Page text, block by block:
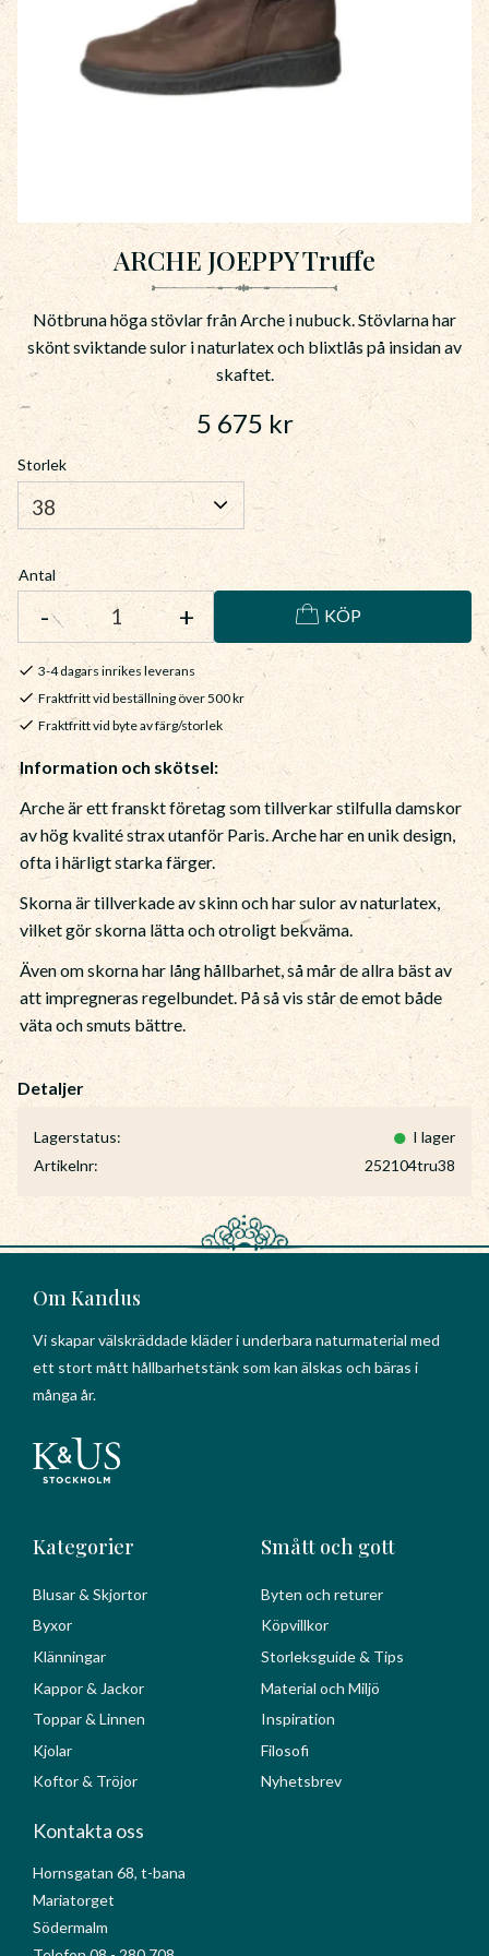
ARCHE JOEPPY Truffe
Nötbruna höga stövlar från Arche i nubuck. Stövlarna har
skönt sviktande sulor i naturlatex och blixtlås på insidan av
skaftet.
5 675 kr
Storlek
Antal
+
- KÖP
3-4 dagars inrikes leverans
Fraktfritt vid beställning över 500 kr
Fraktfritt vid byte av färg/storlek
Lagerstatus
I lager
Artikelnr
252104tru38
Information och skötsel:
Arche är ett franskt företag som tillverkar stilfulla damskor
av hög kvalité strax utanför Paris. Arche har en unik design,
ofta i härligt starka färger.
Skorna är tillverkade av skinn och har sulor av naturlatex,
vilket gör skorna lätta och otroligt bekväma.
Även om skorna har lång hållbarhet, så mår de allra bäst av
att impregneras regelbundet. På så vis står de emot både
väta och smuts bättre.
Om Kandus
Vi skapar välskräddade kläder i underbara naturmaterial med
ett stort mått hållbarhetstänk som kan älskas och bäras i
många år.
Kategorier
Blusar & Skjortor
Byxor
Klänningar
Kappor & Jackor
Toppar & Linnen
Kjolar
Koftor & Tröjor
Smått och gott
Byten och returer
Köpvillkor
Storleksguide & Tips
Material och Miljö
Inspiration
Filosofi
Nyhetsbrev
Kontakta oss
Hornsgatan 68, t-bana
Mariatorget
Södermalm